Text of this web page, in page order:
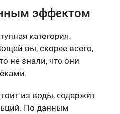
эффектом
категория.
вы, скорее всего,
не знали, что они
из воды, содержит
По данным